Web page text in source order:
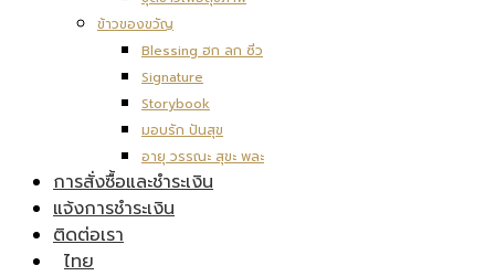
ข้าวของขวัญ
Blessing ฮก ลก ซิ่ว
Signature
Storybook
มอบรัก ปันสุข
อายุ วรรณะ สุขะ พละ
การสั่งซื้อและชำระเงิน
แจ้งการชำระเงิน
ติดต่อเรา
ไทย